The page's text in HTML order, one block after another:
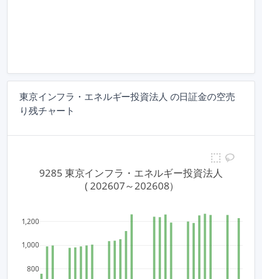
東京インフラ・エネルギー投資法人 の日証金の空売
り残チャート
800
1,000
1,200
9285 東京インフラ・エネルギー投資法人
( 202607～202608）